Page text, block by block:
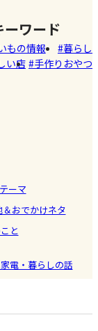
康
開
ワード
もの情報
暮らし
い店
手作りおやつ
ーマ
＆おでかけネタ
と
電・暮らしの話